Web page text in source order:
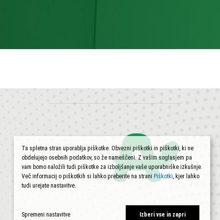
Ta spletna stran uporablja piškotke. Obvezni piškotki in piškotki, ki ne
obdelujejo osebnih podatkov, so že nameščeni. Z vašim soglasjem pa
vam bomo naložili tudi piškotke za izboljšanje vaše uporabniške izkušnje.
Več informacij o piškotkih si lahko preberite na strani Piškotki, kjer lahko
tudi urejate nastavitve.
Spremeni nastavitve Izberi vse in zapri